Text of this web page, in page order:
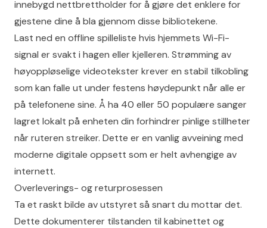
innebygd nettbrettholder for å gjøre det enklere for
gjestene dine å bla gjennom disse bibliotekene.
Last ned en offline spilleliste hvis hjemmets Wi-Fi-
signal er svakt i hagen eller kjelleren. Strømming av
høyoppløselige videotekster krever en stabil tilkobling
som kan falle ut under festens høydepunkt når alle er
på telefonene sine. Å ha 40 eller 50 populære sanger
lagret lokalt på enheten din forhindrer pinlige stillheter
når ruteren streiker. Dette er en vanlig avveining med
moderne digitale oppsett som er helt avhengige av
internett.
Overleverings- og returprosessen
Ta et raskt bilde av utstyret så snart du mottar det.
Dette dokumenterer tilstanden til kabinettet og